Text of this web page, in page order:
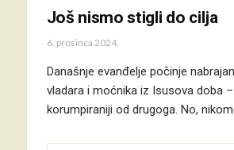
Još nismo stigli do cilja
6. prosinca 2024.
Današnje evanđelje počinje
vladara i moćnika iz Isusova doba
korumpiraniji od drugoga. No,